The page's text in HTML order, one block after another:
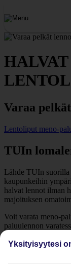
Varaa
Lentoliput meno-
TUIn
Lähde TUIn
kaupunkeihin
halvat lennot ilman
majoituksen
Voit varata meno-
paluulennon
Oulusta, Vaasasta
lennot, varaa lennot
Yksityisyytesi